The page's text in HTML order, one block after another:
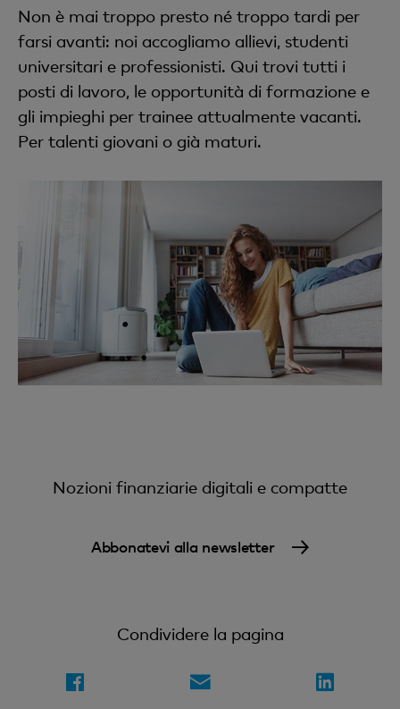
Non è mai troppo presto né troppo tardi per
farsi avanti: noi accogliamo allievi, studenti
universitari e professionisti. Qui trovi tutti i
posti di lavoro, le opportunità di formazione e
gli impieghi per trainee attualmente vacanti.
Per talenti giovani o già maturi.
Nozioni finanziarie digitali e compatte
Abbonatevi alla newsletter
Condividere la pagina